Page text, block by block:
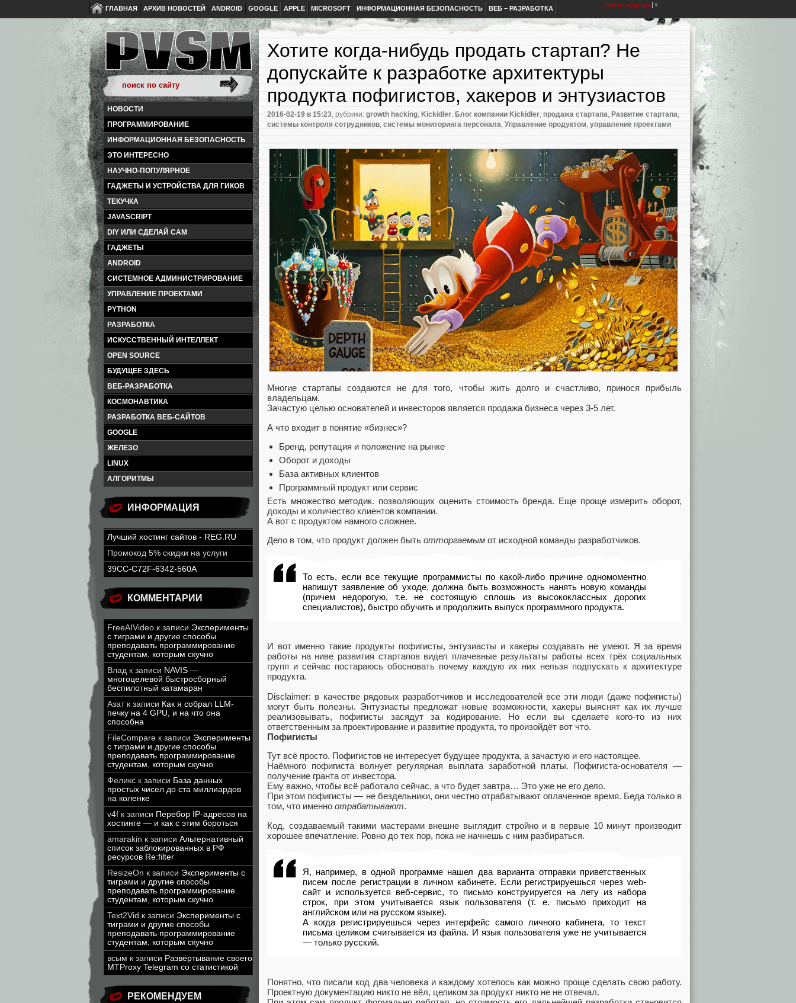
ГЛАВНАЯ АРХИВ НОВОСТЕЙ ANDROID GOOGLE APPLE MICROSOFT ИНФОРМАЦИОННАЯ БЕЗОПАСНОСТЬ ВЕБ – РАЗРАБОТКА Select Language ▼
НОВОСТИ
ПРОГРАММИРОВАНИЕ
ИНФОРМАЦИОННАЯ БЕЗОПАСНОСТЬ
ЭТО ИНТЕРЕСНО
НАУЧНО-ПОПУЛЯРНОЕ
ГАДЖЕТЫ И УСТРОЙСТВА ДЛЯ ГИКОВ
ТЕКУЧКА
JAVASCRIPT
DIY ИЛИ СДЕЛАЙ САМ
ГАДЖЕТЫ
ANDROID
СИСТЕМНОЕ АДМИНИСТРИРОВАНИЕ
УПРАВЛЕНИЕ ПРОЕКТАМИ
PYTHON
РАЗРАБОТКА
ИСКУССТВЕННЫЙ ИНТЕЛЛЕКТ
OPEN SOURCE
БУДУЩЕЕ ЗДЕСЬ
ВЕБ-РАЗРАБОТКА
КОСМОНАВТИКА
РАЗРАБОТКА ВЕБ-САЙТОВ
GOOGLE
ЖЕЛЕЗО
LINUX
АЛГОРИТМЫ
ИНФОРМАЦИЯ
Лучший хостинг сайтов - REG.RU
Промокод 5% скидки на услуги
39CC-C72F-6342-560A
КОММЕНТАРИИ
FreeAIVideo к записи Эксперименты
с тиграми и другие способы
преподавать программирование
студентам, которым скучно
Влад к записи NAVIS —
многоцелевой быстросборный
беспилотный катамаран
Азатк записи Как я собрал LLM-
печку на 4 GPU, и на что она
способна
FileCompare к записи Эксперименты
с тиграми и другие способы
преподавать программирование
студентам, которым скучно
Феликс к записи База данных
простых чисел до ста миллиардов
на коленке
v4f к записи Перебор IP-адресов на
хостинге — и как с этим бороться
amarakin к записи Альтернативный
список заблокированных в РФ
ресурсов Re:filter
ResizeOn к записи Эксперименты с
тиграми и другие способы
преподавать программирование
студентам, которым скучно
Text2Vid к записи Эксперименты с
тиграми и другие способы
преподавать программирование
студентам, которым скучно
всым к записи Развёртывание своего
MTProxy Telegram со статистикой
РЕКОМЕНДУЕМ
Хотите когда-нибудь продать стартап? Не
допускайте к разработке архитектуры
продукта пофигистов, хакеров и энтузиастов
2016-02-19 в 15:23, рубрики: growth hacking, Kickidler, Блог компании Kickidler, продажа стартапа, Развитие стартапа,
системы контроля сотрудников, системы мониторинга персонала, Управление продуктом, управление проектами
Многие стартапы создаются не для того, чтобы жить долго и счастливо, принося прибыль
владельцам.
Зачастую целью основателей и инвесторов является продажа бизнеса через 3-5 лет.
А что входит в понятие «бизнес»?
Бренд, репутация и положение на рынке
Оборот и доходы
База активных клиентов
Программный продукт или сервис
Есть множество методик. позволяющих оценить стоимость бренда. Еще проще измерить оборот,
доходы и количество клиентов компании.
А вот с продуктом намного сложнее.
Дело в том, что продукт должен быть отторгаемым от исходной команды разработчиков.
То есть, если все текущие программисты по какой-либо причине одномоментно
напишут заявление об уходе, должна быть возможность нанять новую команды
(причем недорогую, т.е. не состоящую сплошь из высококлассных дорогих
специалистов), быстро обучить и продолжить выпуск программного продукта.
И вот именно такие продукты пофигисты, энтузиасты и хакеры создавать не умеют. Я за время
работы на ниве развития стартапов видел плачевные результаты работы всех трёх социальных
групп и сейчас постараюсь обосновать почему каждую их них нельзя подпускать к архитектуре
продукта.
Disclaimer: в качестве рядовых разработчиков и исследователей все эти люди (даже пофигисты)
могут быть полезны. Энтузиасты предложат новые возможности, хакеры выяснят как их лучше
реализовывать, пофигисты засядут за кодирование. Но если вы сделаете кого-то из них
ответственным за проектирование и развитие продукта, то произойдёт вот что.
Пофигисты
Тут всё просто. Пофигистов не интересует будущее продукта, а зачастую и его настоящее.
Наёмного пофигиста волнует регулярная выплата заработной платы. Пофигиста-основателя —
получение гранта от инвестора.
Ему важно, чтобы всё работало сейчас, а что будет завтра… Это уже не его дело.
При этом пофигисты — не бездельники, они честно отрабатывают оплаченное время. Беда только в
том, что именно отрабатывают.
Код, создаваемый такими мастерами внешне выглядит стройно и в первые 10 минут производит
хорошее впечатление. Ровно до тех пор, пока не начнешь с ним разбираться.
Я, например, в одной программе нашел два варианта отправки приветственных
писем после регистрации в личном кабинете. Если регистрируешься через web-
сайт и используется веб-сервис, то письмо конструируется на лету из набора
строк, при этом учитывается язык пользователя (т. е. письмо приходит на
английском или на русском языке).
А когда регистрируешься через интерфейс самого личного кабинета, то текст
письма целиком считывается из файла. И язык пользователя уже не учитывается
— только русский.
Понятно, что писали код два человека и каждому хотелось как можно проще сделать свою работу.
Проектную документацию никто не вёл, целиком за продукт никто не не отвечал.